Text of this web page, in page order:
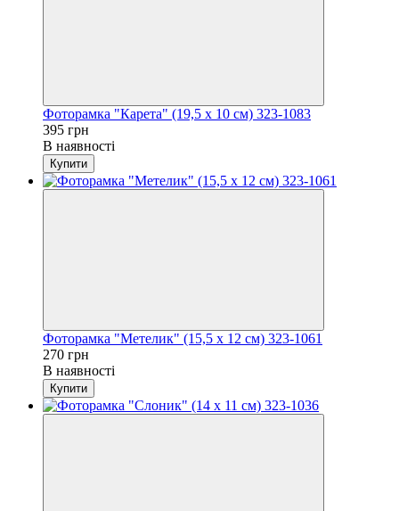
Фоторамка "Карета" (19,5 x 10 см) 323-1083
395 грн
В наявності
Купити
Фоторамка "Метелик" (15,5 x 12 см) 323-1061
270 грн
В наявності
Купити